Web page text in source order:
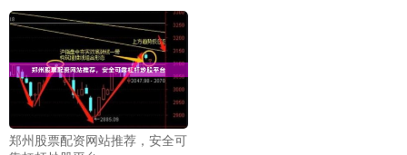
郑州股票配资网站推荐，安全可